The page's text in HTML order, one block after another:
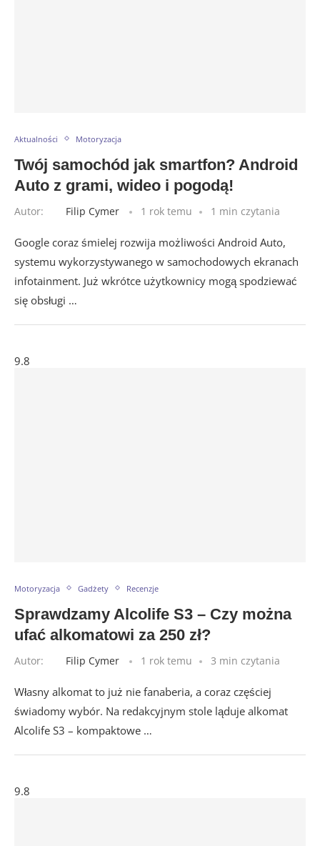
Aktualności Motoryzacja
Twój samochód jak smartfon? Android
Auto z grami, wideo i pogodą!
Autor: Filip Cymer 1 rok temu 1 min czytania
Google coraz śmielej rozwija możliwości Android Auto,
systemu wykorzystywanego w samochodowych ekranach
infotainment. Już wkrótce użytkownicy mogą spodziewać
się obsługi …
9.8
Motoryzacja Gadżety Recenzje
Sprawdzamy Alcolife S3 – Czy można
ufać alkomatowi za 250 zł?
Autor: Filip Cymer 1 rok temu 3 min czytania
Własny alkomat to już nie fanaberia, a coraz częściej
świadomy wybór. Na redakcyjnym stole ląduje alkomat
Alcolife S3 – kompaktowe …
9.8